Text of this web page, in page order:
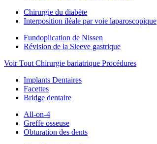
Chirurgie du diabète
Interposition iléale par voie laparoscopique
Fundoplication de Nissen
Révision de la Sleeve gastrique
Voir Tout Chirurgie bariatrique Procédures
Implants Dentaires
Facettes
Bridge dentaire
All-on-4
Greffe osseuse
Obturation des dents